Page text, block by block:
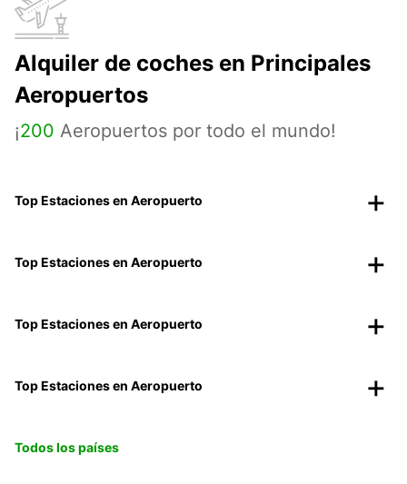
Alquiler de coches en Principales
Aeropuertos
¡200 Aeropuertos por todo el mundo!
Top Estaciones en Aeropuerto
Top Estaciones en Aeropuerto
Top Estaciones en Aeropuerto
Top Estaciones en Aeropuerto
Todos los países